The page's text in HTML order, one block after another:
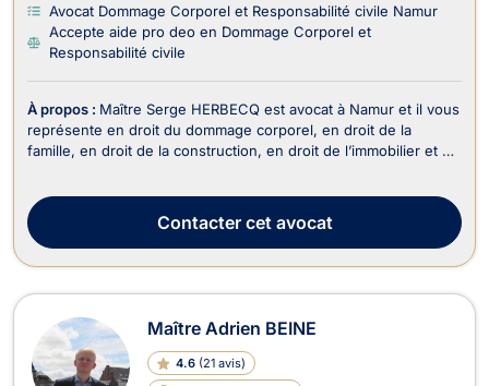
Avocat Dommage Corporel et Responsabilité civile Namur
Accepte aide pro deo en Dommage Corporel et
Responsabilité civile
À propos : Maître Serge HERBECQ est avocat à Namur et il vous
représente en droit du dommage corporel, en droit de la
famille, en droit de la construction, en droit de l’immobilier et en
maladies professionnelles, d...
Contactercet avocat
Maître Adrien BEINE
4.6 (21 avis)